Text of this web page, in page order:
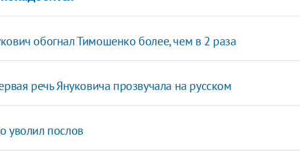
обогнал Тимошенко более, чем в 2 раза
речь Януковича прозвучала на русском
уволил послов